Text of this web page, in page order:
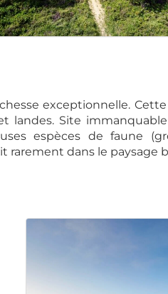
exceptionnelle.
landes. Site
espèces de faune
rarement dans le paysage